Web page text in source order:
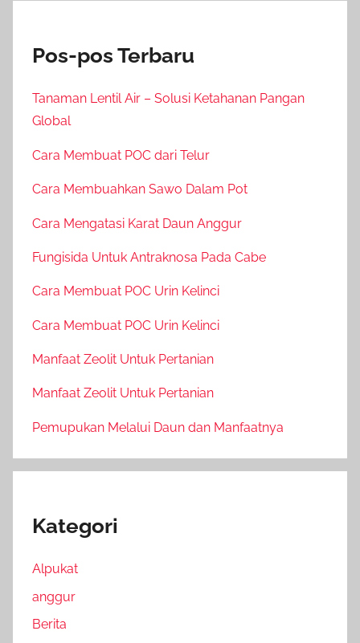
Pos-pos Terbaru
Tanaman Lentil Air – Solusi Ketahanan Pangan
Global
Cara Membuat POC dari Telur
Cara Membuahkan Sawo Dalam Pot
Cara Mengatasi Karat Daun Anggur
Fungisida Untuk Antraknosa Pada Cabe
Cara Membuat POC Urin Kelinci
Cara Membuat POC Urin Kelinci
Manfaat Zeolit Untuk Pertanian
Manfaat Zeolit Untuk Pertanian
Pemupukan Melalui Daun dan Manfaatnya
Kategori
Alpukat
anggur
Berita